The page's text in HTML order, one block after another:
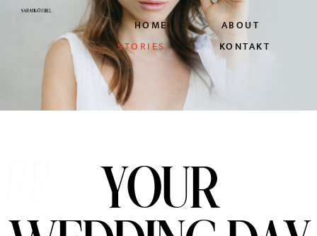
HOME
ABOUT
STORIES
KONTAKT
YOUR